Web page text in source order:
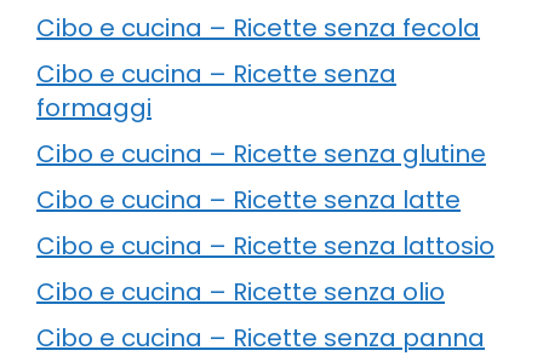
Cibo e cucina – Ricette senza fecola
Cibo e cucina – Ricette senza
formaggi
Cibo e cucina – Ricette senza glutine
Cibo e cucina – Ricette senza latte
Cibo e cucina – Ricette senza lattosio
Cibo e cucina – Ricette senza olio
Cibo e cucina – Ricette senza panna